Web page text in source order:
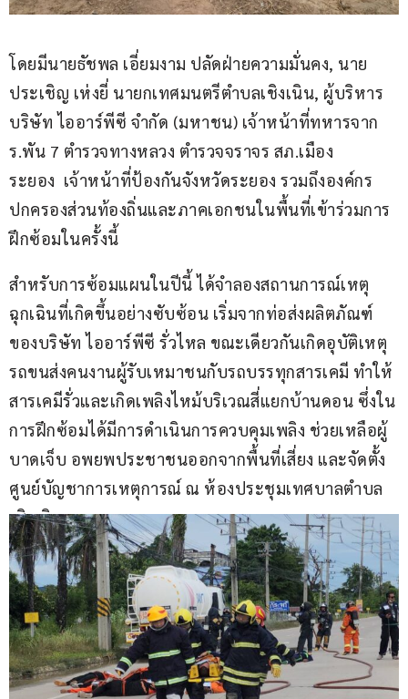
โดยมีนายธัชพล เอี่ยมงาม ปลัดฝ่ายความมั่นคง, นาย
ประเชิญ เห่งยี่ นายกเทศมนตรีตำบลเชิงเนิน, ผู้บริหาร
บริษัท ไออาร์พีซี จำกัด (มหาชน) เจ้าหน้าที่ทหารจาก
ร.พัน 7 ตำรวจทางหลวง ตำรวจจราจร สภ.เมือง
ระยอง  เจ้าหน้าที่ป้องกันจังหวัดระยอง รวมถึงองค์กร
ปกครองส่วนท้องถิ่นและภาคเอกชนในพื้นที่เข้าร่วมการ
ฝึกซ้อมในครั้งนี้
สำหรับการซ้อมแผนในปีนี้ ได้จำลองสถานการณ์เหตุ
ฉุกเฉินที่เกิดขึ้นอย่างซับซ้อน เริ่มจากท่อส่งผลิตภัณฑ์
ของบริษัท ไออาร์พีซี รั่วไหล ขณะเดียวกันเกิดอุบัติเหตุ
รถขนส่งคนงานผู้รับเหมาชนกับรถบรรทุกสารเคมี ทำให้
สารเคมีรั่วและเกิดเพลิงไหม้บริเวณสี่แยกบ้านดอน ซึ่งใน
การฝึกซ้อมได้มีการดำเนินการควบคุมเพลิง ช่วยเหลือผู้
บาดเจ็บ อพยพประชาชนออกจากพื้นที่เสี่ยง และจัดตั้ง
ศูนย์บัญชาการเหตุการณ์ ณ ห้องประชุมเทศบาลตำบล
เชิงเนิน